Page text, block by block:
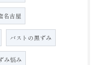
名古屋
バストの黒ずみ
み悩み